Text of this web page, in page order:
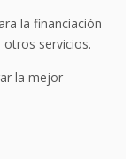
la financiación
servicios.
la mejor